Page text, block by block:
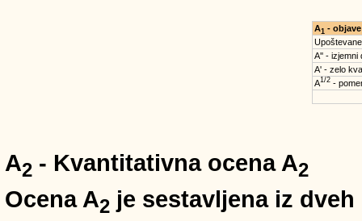
A1 - objave
A'' - izjemni
A' - zelo
A1/2-
A2 - Kvantitativna ocena A2
Ocena A2 je sestavljena iz